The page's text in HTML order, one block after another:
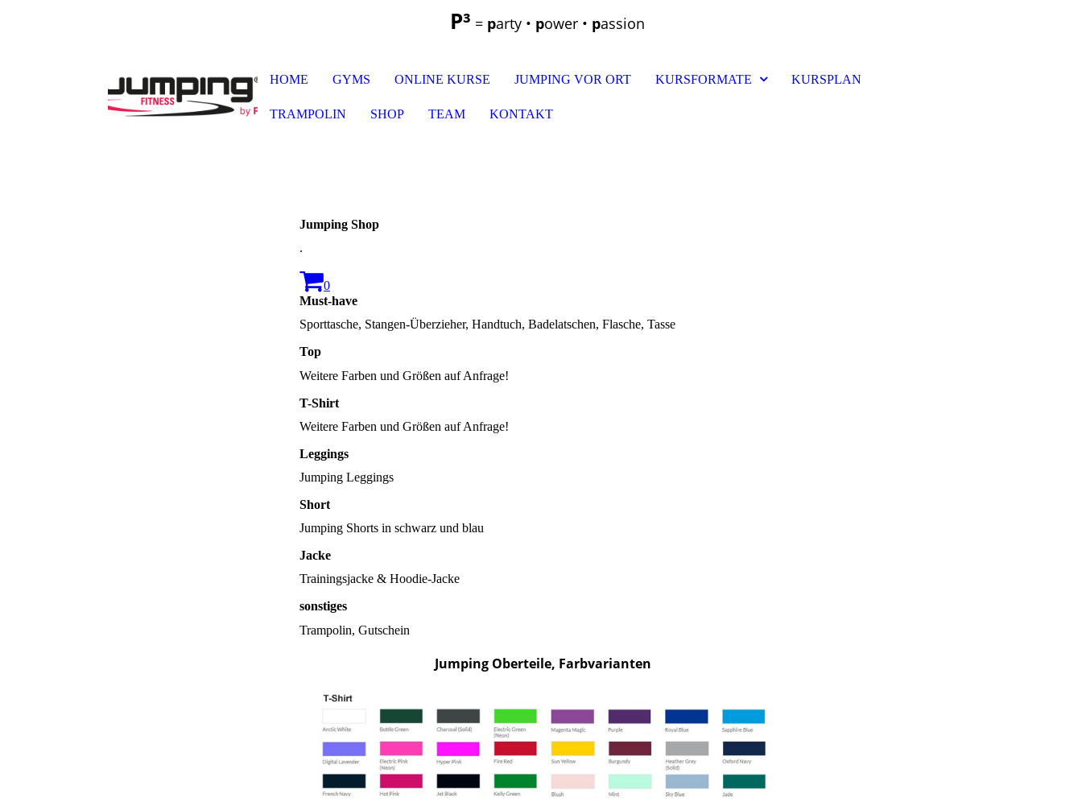
P³ = party • power • passion
HOME GYMS ONLINE KURSE JUMPING VOR ORT KURSFORMATE KURSPLAN
TRAMPOLIN SHOP TEAM KONTAKT
Jumping Shop
.
0
Must-have
Sporttasche, Stangen-Überzieher, Handtuch, Badelatschen, Flasche, Tasse
Top
Weitere Farben und Größen auf Anfrage!
T-Shirt
Weitere Farben und Größen auf Anfrage!
Leggings
Jumping Leggings
Short
Jumping Shorts in schwarz und blau
Jacke
Trainingsjacke & Hoodie-Jacke
sonstiges
Trampolin, Gutschein
Jumping Oberteile, Farbvarianten